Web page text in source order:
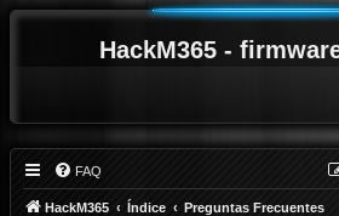
HackM365 -
FAQ
HackM365 Índice Preguntas Frecuentes